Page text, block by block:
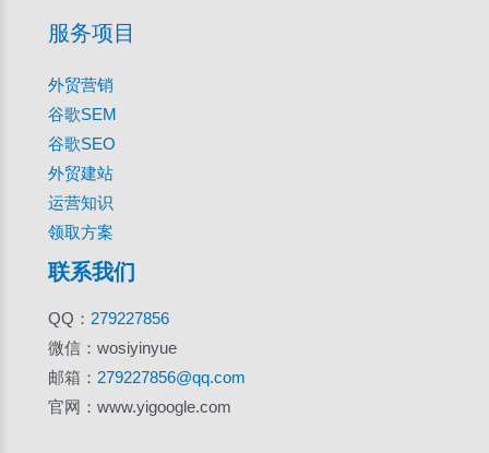
服务项目
外贸营销
谷歌SEM
谷歌SEO
外贸建站
运营知识
领取方案
联系我们
QQ： 279227856
微信：wosiyinyue
邮箱： 279227856@qq.com
官网：www.yigoogle.com